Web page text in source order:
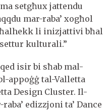
setgħux jattendu
mar-raba’ xogħol
li inizjattivi bħal
kulturali.”
isir bi sħab mal-
appoġġ tal-Valletta
Design Cluster. Il-
edizzjoni ta’ Dance